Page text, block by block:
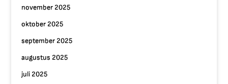
november 2025
oktober 2025
september 2025
augustus 2025
juli 2025